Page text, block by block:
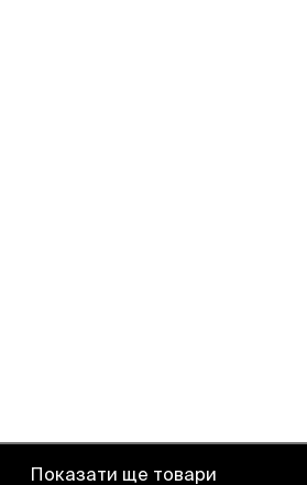
Показати ще товари